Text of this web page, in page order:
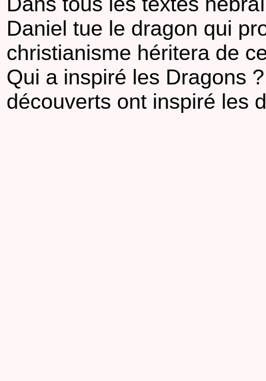
Daniel tue le dragon qui
christianisme héritera de
Qui a inspiré les Dragons
découverts ont inspiré les